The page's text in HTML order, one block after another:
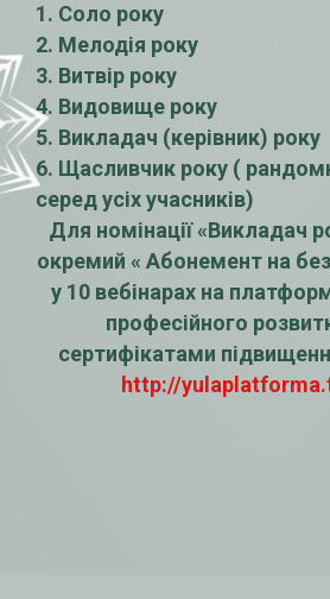
1. Соло року
2. Мелодія року
3. Витвір року
4. Видовище року
5. Викладач (керівник) року
6. Щасливчик року (
серед усіх учасників)
Для номінації «Викладач
окремий « Абонемент на
у 10 вебінарах на
професійного
сертифікатами
http://